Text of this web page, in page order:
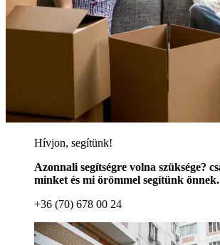
Hívjon, segítünk!
Azonnali segítségre volna szüksége?
minket és mi örömmel segítünk önnek.
+36 (70) 678 00 24